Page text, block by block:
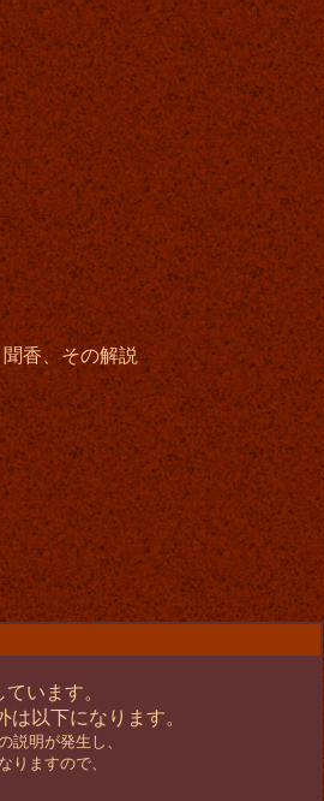
香、その解説
います。
以下になります。
明が発生し、
ますので、